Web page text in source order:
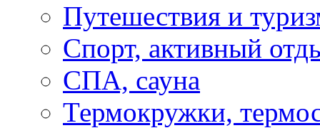
Путешествия и
Спорт, активный
СПА, сауна
Термокружки,